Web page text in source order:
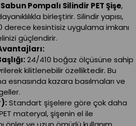
Sabun Pompalı Silindir PET Şişe,
birleştirir. Silindir yapısı,
derece kesintisiz uygulama imkanı
güçlendirir.
24/410 boğaz ölçüsüne sahip
kilitlenebilir özelliktedir. Bu
esnasında kazara basılmaları ve
Standart şişelere göre çok daha
materyal, şişenin el ile